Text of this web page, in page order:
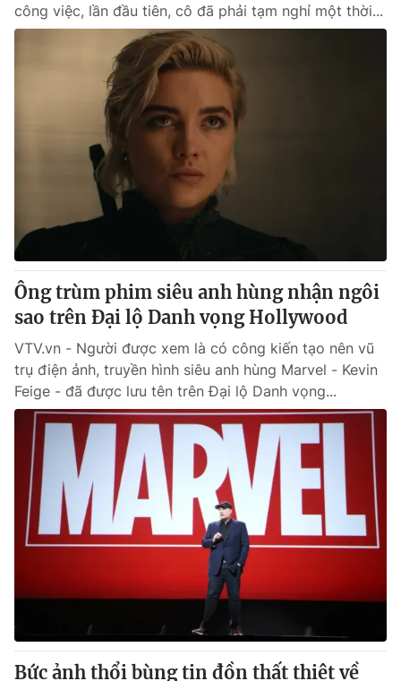
công việc, lần đầu tiên, cô đã phải tạm nghỉ một thời...
Ông trùm phim siêu anh hùng nhận ngôi
sao trên Đại lộ Danh vọng Hollywood
VTV.vn - Người được xem là có công kiến tạo nên vũ
trụ điện ảnh, truyền hình siêu anh hùng Marvel - Kevin
Feige - đã được lưu tên trên Đại lộ Danh vọng...
Bức ảnh thổi bùng tin đồn thất thiệt về